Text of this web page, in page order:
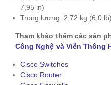
7,95 in)
Trọng lượng: 2,72 kg (6,0 lb)
Tham khảo thêm các sản
Công Nghệ và Viễn Thông
Cisco Switches
Cisco Router